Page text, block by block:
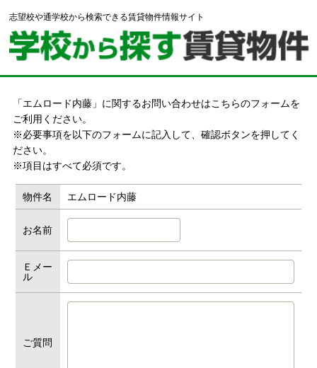
志望校や通学校から検索できる賃貸物件情報サイト
「エムロード内藤」に関するお問い合わせはこちらのフォームを
ご利用ください。
※必要事項を以下のフォームに記入して、確認ボタンを押してく
ださい。
※項目はすべて必須です。
物件名 エムロード内藤
お名前
Ｅメー
ル
ご質問